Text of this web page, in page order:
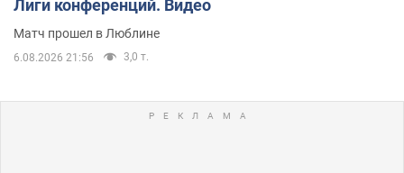
Лиги конференций. Видео
Матч прошел в Люблине
6.08.2026 21:56 3,0 т.